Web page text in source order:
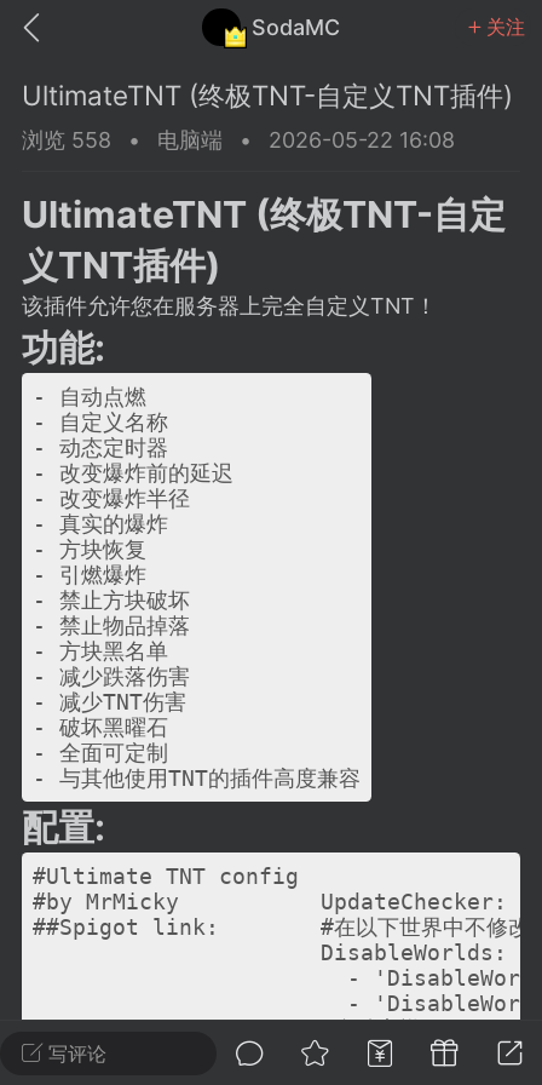
SodaMC 关注
文社区 SodaMC
教程
潮涌核心
永久赞助者
11-27 02:06
电脑端
议贴】SodaMC 的改进与建议 🧃
社区的建议&反馈板块，欢迎每
在这里畅所欲言，提出你对 社区功能、
、管理方式等方面 的任何想法！...
11 5.9k
潮涌核心
24 23:37
电脑端 整合包分享
主页反馈贴
反馈你遇到的问题 以及 你期望的功能等
不方便可尝试通过邮箱与作者进行反馈
写评论
UltimateTNT (终极TNT-自定义TNT插件)
浏览 558 • 电脑端 • 2026-05-22 16:08
UltimateTNT (终极TNT-自定
义TNT插件)
该插件允许您在服务器上完全自定义TNT！
功能:
- 自动点燃
- 自定义名称
- 动态定时器
- 改变爆炸前的延迟
- 改变爆炸半径
- 真实的爆炸
- 方块恢复
- 引燃爆炸
- 禁止方块破坏
- 禁止物品掉落
- 方块黑名单
- 减少跌落伤害
- 减少TNT伤害
- 破坏黑曜石
- 全面可定制
配置:
#Ultimate TNT config
#by MrMicky
##Spigot link:
UpdateChecker:
#在以下世界中不修改
DisableWorlds:
-
-
AutoIgnite: